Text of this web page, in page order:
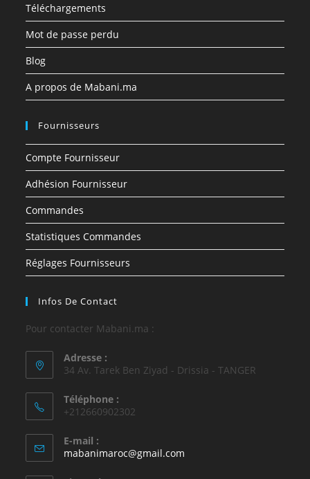
Téléchargements
Mot de passe perdu
Blog
A propos de Mabani.ma
Fournisseurs
Compte Fournisseur
Adhésion Fournisseur
Commandes
Statistiques Commandes
Réglages Fournisseurs
Infos De Contact
Pour contacter Mabani.ma :
Adresse :
34 Av. Tarek Ben Ziyad - Drissia - TANGER
Téléphone :
+212660902302
E-mail :
mabanimaroc@gmail.com